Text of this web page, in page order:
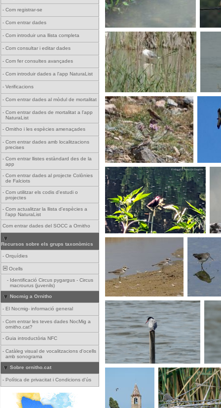
- Com registrar-se
- Com entrar dades
- Com introduir una llista completa
- Com consultar i editar dades
- Com fer consultes avançades
- Com introduir dades a l'app NaturaList
- Verificacions
- Com entrar dades al mòdul de mortalitat
- Com entrar dades de mortalitat a l'app
NaturaList
- Ornitho i les espècies amenaçades
- Com entrar dades amb localitzacions
precises
- Com entrar llistes estàndard des de la
app
- Com entrar dades al projecte Colònies
de Falciots
- Com utilitzar els codis d'estudi o
projectes
- Com actualitzar la llista d'espècies a
l'app NaturaList
Com entrar dades del SOCC a Ornitho
Recursos sobre els grups taxonòmics
- Orquídies
Ocells
- Identificació Circus pygargus - Circus
macrourus (juvenils)
Nocmig a Ornitho
- El Nocmig- informació general
- Com entrar les teves dades NocMig a
ornitho.cat?
- Guia introductòria NFC
- Catàleg visual de vocalitzacions d'ocells
amb sonograma
Sobre ornitho.cat
- Política de privacitat i Condicions d'ús